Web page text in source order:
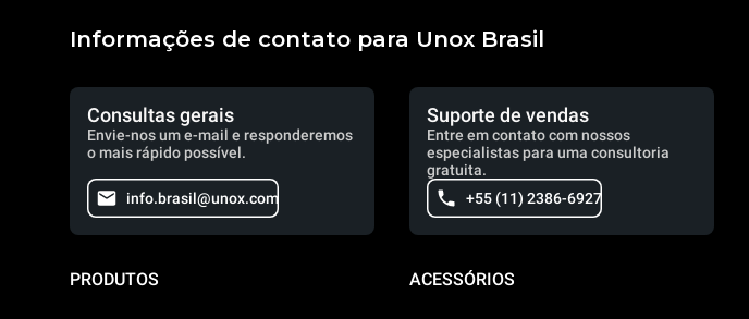
Informações de contato para Unox Brasil
Consultas gerais
Envie-nos um e-mail e responderemos
o mais rápido possível.
info.brasil@unox.com
Suporte de vendas
Entre em contato com nossos
especialistas para uma consultoria
gratuita.
+55 (11) 2386-6927
PRODUTOS ACESSÓRIOS